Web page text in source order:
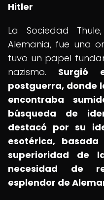
Hitler
La Sociedad
Alemania, fue una
tuvo un papel
nazismo. Surgió
postguerra, donde
encontraba
búsqueda de
destacó por su
esotérica,
superioridad
necesidad de
esplendor de